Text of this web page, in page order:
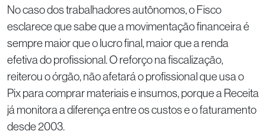
No caso dos trabalhadores autônomos, o Fisco
esclarece que sabe que a movimentação financeira é
sempre maior que o lucro final, maior que a renda
efetiva do profissional. O reforço na fiscalização,
reiterou o órgão, não afetará o profissional que usa o
Pix para comprar materiais e insumos, porque a Receita
já monitora a diferença entre os custos e o faturamento
desde 2003.